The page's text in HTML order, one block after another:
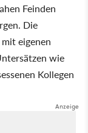
Feinden
Die
eigenen
wie
Kollegen